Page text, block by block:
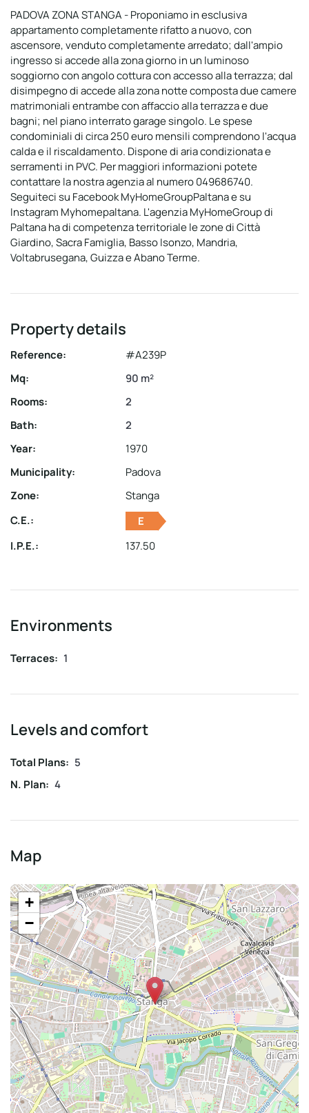
PADOVA ZONA STANGA - Proponiamo in esclusiva
appartamento completamente rifatto a nuovo, con
ascensore, venduto completamente arredato; dall'ampio
ingresso si accede alla zona giorno in un luminoso
soggiorno con angolo cottura con accesso alla terrazza; dal
disimpegno di accede alla zona notte composta due camere
matrimoniali entrambe con affaccio alla terrazza e due
bagni; nel piano interrato garage singolo. Le spese
condominiali di circa 250 euro mensili comprendono l'acqua
calda e il riscaldamento. Dispone di aria condizionata e
serramenti in PVC. Per maggiori informazioni potete
contattare la nostra agenzia al numero 049686740.
Seguiteci su Facebook MyHomeGroupPaltana e su
Instagram Myhomepaltana. L'agenzia MyHomeGroup di
Paltana ha di competenza territoriale le zone di Città
Giardino, Sacra Famiglia, Basso Isonzo, Mandria,
Voltabrusegana, Guizza e Abano Terme.
Property details
Reference:
#A239P
Mq:
90 m²
Rooms:
2
Bath:
2
Year:
1970
Municipality:
Padova
Zone:
Stanga
C.E.:
E
I.P.E.:
137.50
Environments
Terraces: 1
Levels and comfort
Total Plans: 5
N. Plan: 4
Map
+
−